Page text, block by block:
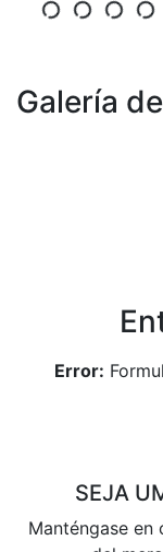
Galería
Error:
SEJA
Manténgase